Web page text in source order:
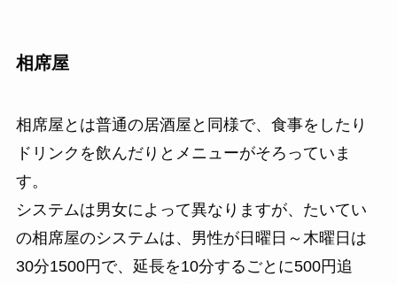
相席屋
相席屋とは普通の居酒屋と同様で、食事をしたり
ドリンクを飲んだりとメニューがそろっていま
す。
システムは男女によって異なりますが、たいてい
の相席屋のシステムは、男性が日曜日～木曜日は
30分1500円で、延長を10分するごとに500円追